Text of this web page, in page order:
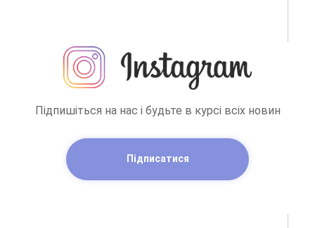
Підпишіться на нас і будьте в курсі всіх новин
Підписатися